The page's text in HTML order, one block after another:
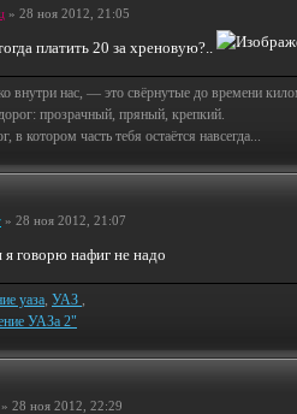
» 28 ноя 2012, 21:05
платить 20 за хреновую?..
внутри нас, — это свёрнутые до времени
прозрачный, пряный, крепкий.
котором часть тебя остаётся навсегда...
» 28 ноя 2012, 21:07
я говорю нафиг не надо
уаза, УАЗ ,
УАЗа 2"
» 28 ноя 2012, 22:29